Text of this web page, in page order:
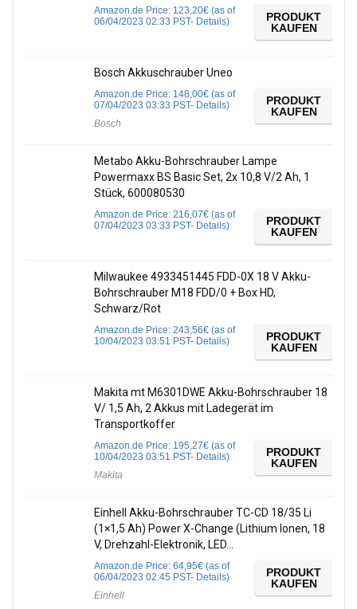
Amazon.de Price: 123,20€ (as of
06/04/2023 02:33 PST- Details)
PRODUKT
KAUFEN
Bosch Akkuschrauber Uneo
Amazon.de Price: 148,00€ (as of
07/04/2023 03:33 PST- Details)
Bosch
PRODUKT
KAUFEN
Metabo Akku-Bohrschrauber Lampe
Powermaxx BS Basic Set, 2x 10,8 V/2 Ah, 1
Stück, 600080530
Amazon.de Price: 216,07€ (as of
07/04/2023 03:33 PST- Details)
PRODUKT
KAUFEN
Milwaukee 4933451445 FDD-0X 18 V Akku-
Bohrschrauber M18 FDD/0 + Box HD,
Schwarz/Rot
Amazon.de Price: 243,56€ (as of
10/04/2023 03:51 PST- Details)
PRODUKT
KAUFEN
Makita mt M6301DWE Akku-Bohrschrauber 18
V/ 1,5 Ah, 2 Akkus mit Ladegerät im
Transportkoffer
Amazon.de Price: 195,27€ (as of
10/04/2023 03:51 PST- Details)
Makita
PRODUKT
KAUFEN
Einhell Akku-Bohrschrauber TC-CD 18/35 Li
(1×1,5 Ah) Power X-Change (Lithium Ionen, 18
V, Drehzahl-Elektronik, LED…
Amazon.de Price: 64,95€ (as of
06/04/2023 02:45 PST- Details)
Einhell
PRODUKT
KAUFEN